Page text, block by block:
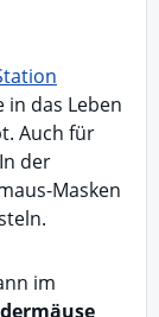
in das Leben
Auch für
der
Masken
im